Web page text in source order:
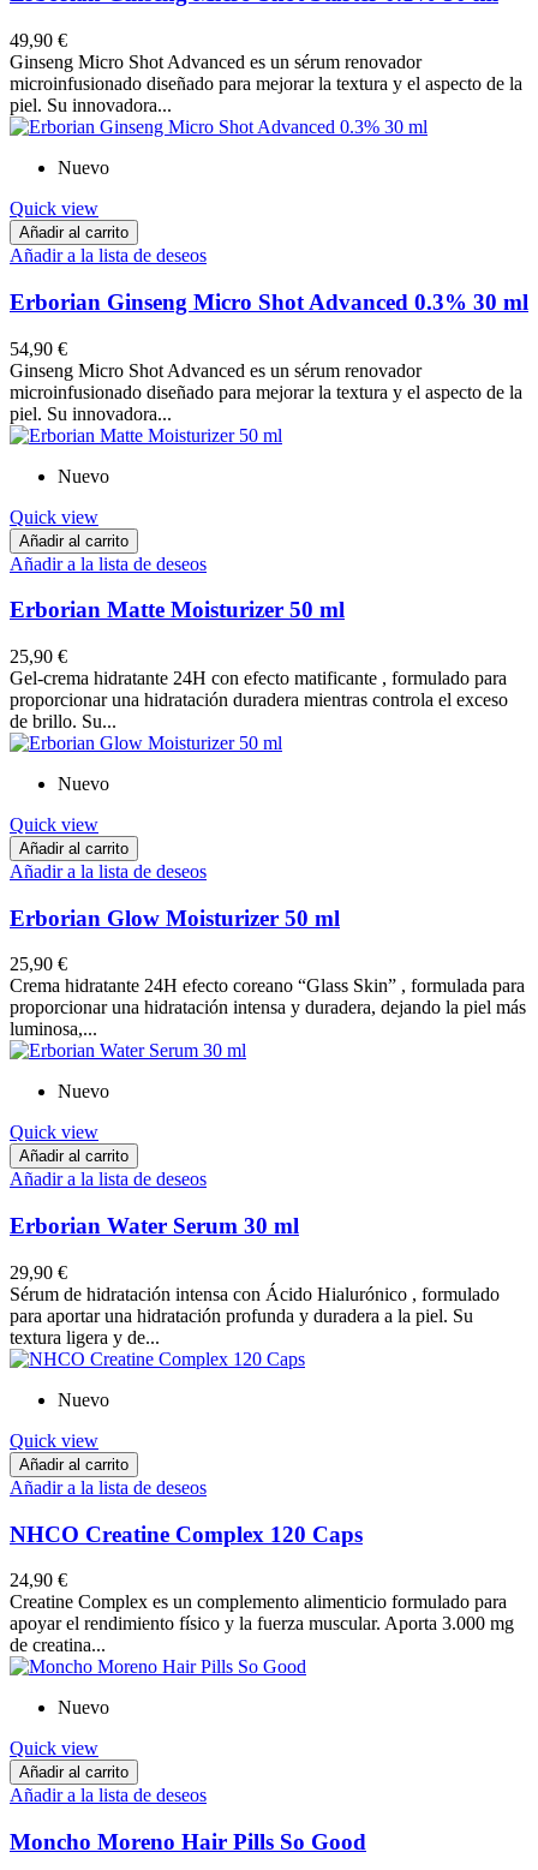
49,90 €
Ginseng Micro Shot Advanced es un sérum renovador
microinfusionado diseñado para mejorar la textura y el aspecto de la
piel. Su innovadora...
Nuevo
Quick view
Añadir al carrito
Añadir a la lista de deseos
Erborian Ginseng Micro Shot Advanced 0.3% 30 ml
54,90 €
Ginseng Micro Shot Advanced es un sérum renovador
microinfusionado diseñado para mejorar la textura y el aspecto de la
piel. Su innovadora...
Nuevo
Quick view
Añadir al carrito
Añadir a la lista de deseos
Erborian Matte Moisturizer 50 ml
25,90 €
Gel-crema hidratante 24H con efecto matificante , formulado para
proporcionar una hidratación duradera mientras controla el exceso
de brillo. Su...
Nuevo
Quick view
Añadir al carrito
Añadir a la lista de deseos
Erborian Glow Moisturizer 50 ml
25,90 €
Crema hidratante 24H efecto coreano “Glass Skin” , formulada para
proporcionar una hidratación intensa y duradera, dejando la piel más
luminosa,...
Nuevo
Quick view
Añadir al carrito
Añadir a la lista de deseos
Erborian Water Serum 30 ml
29,90 €
Sérum de hidratación intensa con Ácido Hialurónico , formulado
para aportar una hidratación profunda y duradera a la piel. Su
textura ligera y de...
Nuevo
Quick view
Añadir al carrito
Añadir a la lista de deseos
NHCO Creatine Complex 120 Caps
24,90 €
Creatine Complex es un complemento alimenticio formulado para
apoyar el rendimiento físico y la fuerza muscular. Aporta 3.000 mg
de creatina...
Nuevo
Quick view
Añadir al carrito
Añadir a la lista de deseos
Moncho Moreno Hair Pills So Good